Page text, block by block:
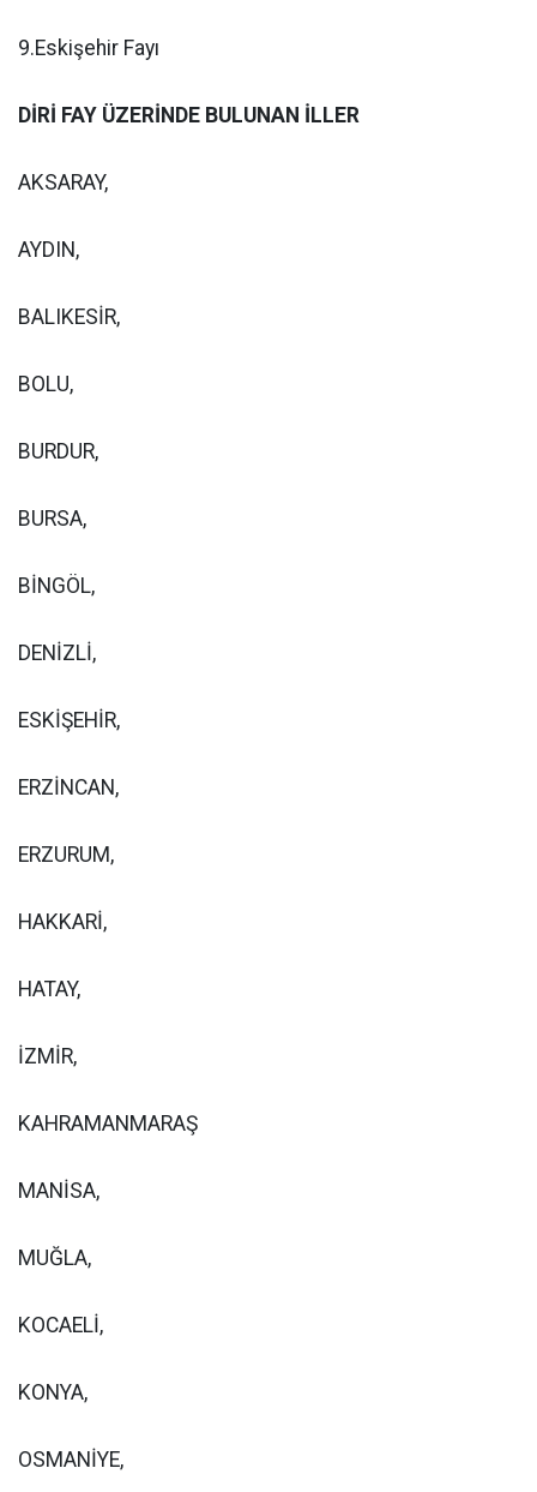
9.Eskişehir Fayı
DİRİ FAY ÜZERİNDE BULUNAN İLLER
AKSARAY,
AYDIN,
BALIKESİR,
BOLU,
BURDUR,
BURSA,
BİNGÖL,
DENİZLİ,
ESKİŞEHİR,
ERZİNCAN,
ERZURUM,
HAKKARİ,
HATAY,
İZMİR,
KAHRAMANMARAŞ
MANİSA,
MUĞLA,
KOCAELİ,
KONYA,
OSMANİYE,